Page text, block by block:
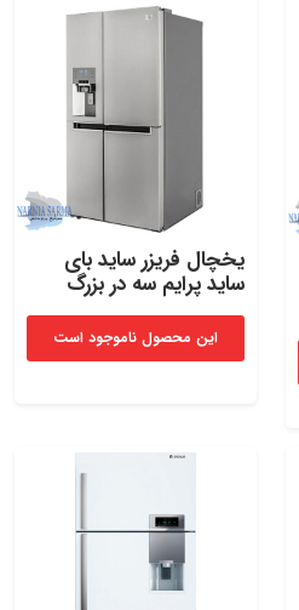
یخچال فریزر ساید بای
ساید پرایم سه در بزرگ
این محصول ناموجود است